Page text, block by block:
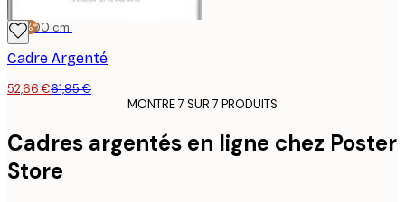
-15%*
70x100 cm
Cadre Argenté
52,66 €61,95 €
MONTRE 7 SUR 7 PRODUITS
Cadres argentés en ligne chez Poster
Store